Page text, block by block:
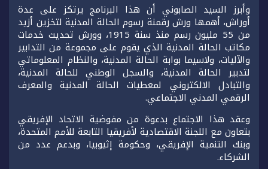
وأبرز السيد الصابوني أن هذا البرنامج يرتكز على عدة
أوراش، أهمها ورش رقمنة رسوم الحالة المدنية لتخزين أزيد
من 55 مليون رسم منذ سنة 1915، وورش تحديث خدمات
مكاتب الحالة المدنية الذي يقوم على مجموعة من التدابير
والآليات، ولاسيما بوابة الحالة المدنية، والنظام المعلوماتي
لتدبير الحالة المدنية، والسجل الوطني للحالة المدنية،
والتبادل الالكتروني لمعطيات الحالة المدنية والمعرف
الرقمي المدني الاجتماعي.
وعقد هذا الاجتماع بدعوة من مفوضية الاتحاد الإفريقي
بتعاون مع اللجنة الاقتصادية لأفريقيا التابعة للأمم المتحدة،
وبنك التنمية الإفريقي، وحكومة إثيوبيا، وبدعم عدد من
الشركاء.